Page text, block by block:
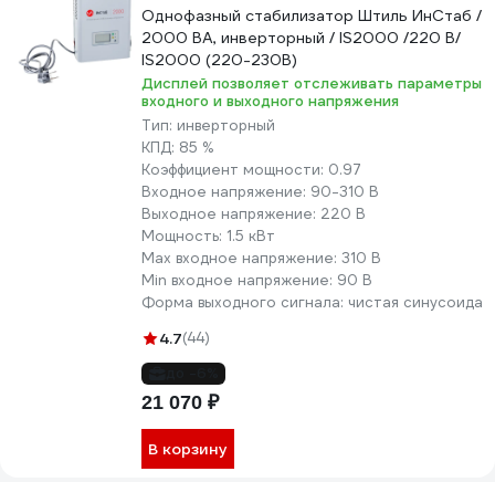
Однофазный стабилизатор Штиль ИнСтаб /
2000 ВА, инверторный / IS2000 /220 В/
IS2000 (220-230В)
Дисплей позволяет отслеживать параметры
входного и выходного напряжения
Тип: инверторный
КПД: 85 %
Коэффициент мощности: 0.97
Входное напряжение: 90-310 В
Выходное напряжение: 220 В
Мощность: 1.5 кВт
Max входное напряжение: 310 В
Min входное напряжение: 90 В
Форма выходного сигнала: чистая синусоида
4.7(44)
21 070 ₽
В корзину